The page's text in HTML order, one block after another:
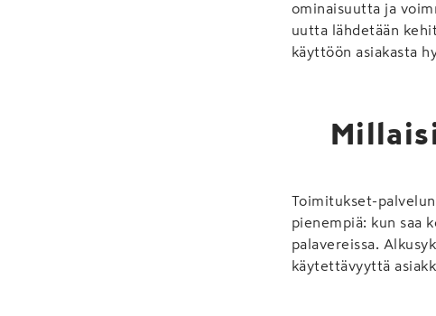
ominaisuutta ja
uutta lähdetään
käyttöön asiakasta
Toimitukset-
pienempiä: kun saa
palavereissa.
käytettävyyttä